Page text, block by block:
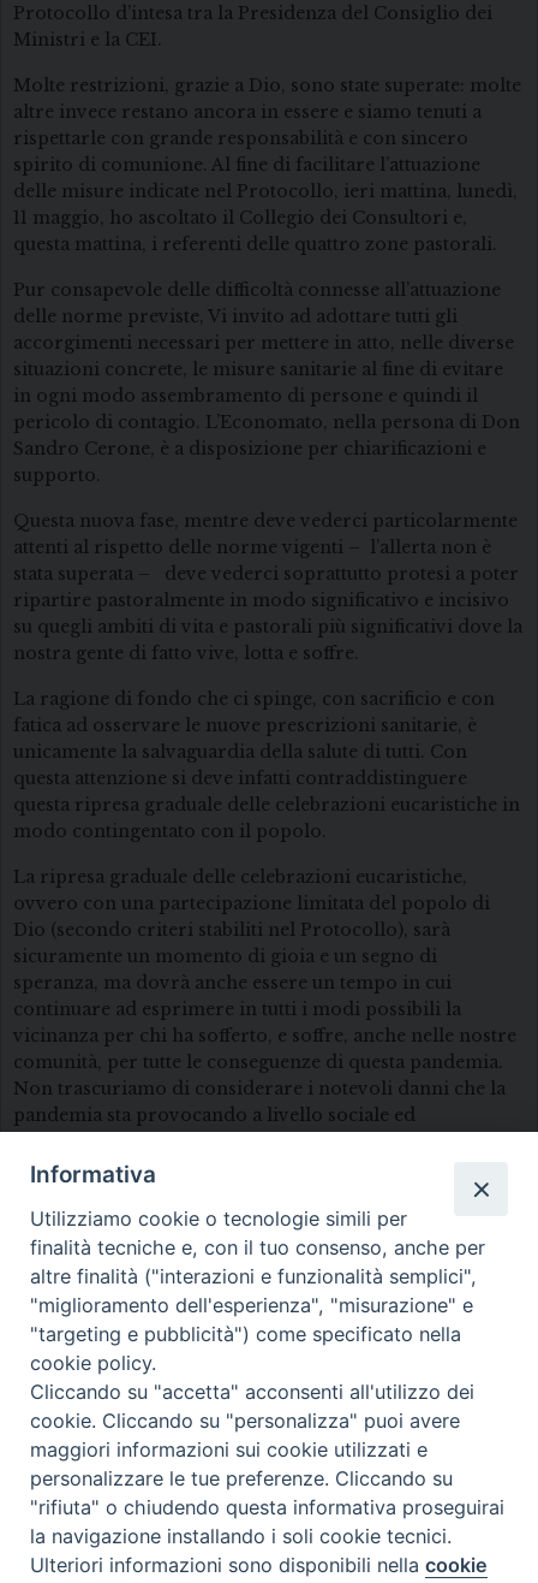
Protocollo d’intesa tra la Presidenza del Consiglio dei
Ministri e la CEI.
Molte restrizioni, grazie a Dio, sono state superate: molte
altre invece restano ancora in essere e siamo tenuti a
rispettarle con grande responsabilità e con sincero
spirito di comunione. Al fine di facilitare l’attuazione
delle misure indicate nel Protocollo, ieri mattina, lunedì,
11 maggio, ho ascoltato il Collegio dei Consultori e,
questa mattina, i referenti delle quattro zone pastorali.
Pur consapevole delle difficoltà connesse all’attuazione
delle norme previste, Vi invito ad adottare tutti gli
accorgimenti necessari per mettere in atto, nelle diverse
situazioni concrete, le misure sanitarie al fine di evitare
in ogni modo assembramento di persone e quindi il
pericolo di contagio. L’Economato, nella persona di Don
Sandro Cerone, è a disposizione per chiarificazioni e
supporto.
Questa nuova fase, mentre deve vederci particolarmente
attenti al rispetto delle norme vigenti – l’allerta non è
stata superata – deve vederci soprattutto protesi a poter
ripartire pastoralmente in modo significativo e incisivo
su quegli ambiti di vita e pastorali più significativi dove la
nostra gente di fatto vive, lotta e soffre.
La ragione di fondo che ci spinge, con sacrificio e con
fatica ad osservare le nuove prescrizioni sanitarie, è
unicamente la salvaguardia della salute di tutti. Con
questa attenzione si deve infatti contraddistinguere
questa ripresa graduale delle celebrazioni eucaristiche in
modo contingentato con il popolo.
La ripresa graduale delle celebrazioni eucaristiche,
ovvero con una partecipazione limitata del popolo di
Dio (secondo criteri stabiliti nel Protocollo), sarà
sicuramente un momento di gioia e un segno di
speranza, ma dovrà anche essere un tempo in cui
continuare ad esprimere in tutti i modi possibili la
vicinanza per chi ha sofferto, e soffre, anche nelle nostre
comunità, per tutte le conseguenze di questa pandemia.
Non trascuriamo di considerare i notevoli danni che la
pandemia sta provocando a livello sociale ed
Facciamo in modo che nelle nostre celebrazioni non
manchino momenti di preghiera e di ringraziamento
per tutti coloro che si stanno spendendo in questa
emergenza sanitaria per tutelare la salute di tutti, a
partire dai medici, infermieri, protezione civile e forze
dell’ordine.
Preghiamo anche per chi esercita una responsabilità
nella vita politica, amministrativa ed economica,
nazionale e locale, perché, sappiano offrire risposte
concrete alle famiglie, ai lavoratori, ai senza lavoro, ai
più poveri. Non ci sarà vera ripresa se non si tuteleranno
le fasce più deboli e vulnerabili. L’economato della
Diocesi sta provvedendo a contattare i singoli Parroci
per un aiuto alle parrocchie in questa fase di emergenza.
Preferenze Cookie
Informativa
Utilizziamo cookie o tecnologie simili per
finalità tecniche e, con il tuo consenso, anche per
altre finalità ("interazioni e funzionalità semplici",
"miglioramento dell'esperienza", "misurazione" e
"targeting e pubblicità") come specificato nella
cookie policy.
Cliccando su "accetta" acconsenti all'utilizzo dei
cookie. Cliccando su "personalizza" puoi avere
maggiori informazioni sui cookie utilizzati e
personalizzare le tue preferenze. Cliccando su
"rifiuta" o chiudendo questa informativa proseguirai
la navigazione installando i soli cookie tecnici.
Ulteriori informazioni sono disponibili nellacookie